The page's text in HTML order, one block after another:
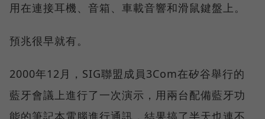
用在連接耳機、音箱、車載音響和滑鼠鍵盤上。
預兆很早就有。
2000年12月，SIG聯盟成員3Com在矽谷舉行的
藍牙會議上進行了一次演示，用兩台配備藍牙功